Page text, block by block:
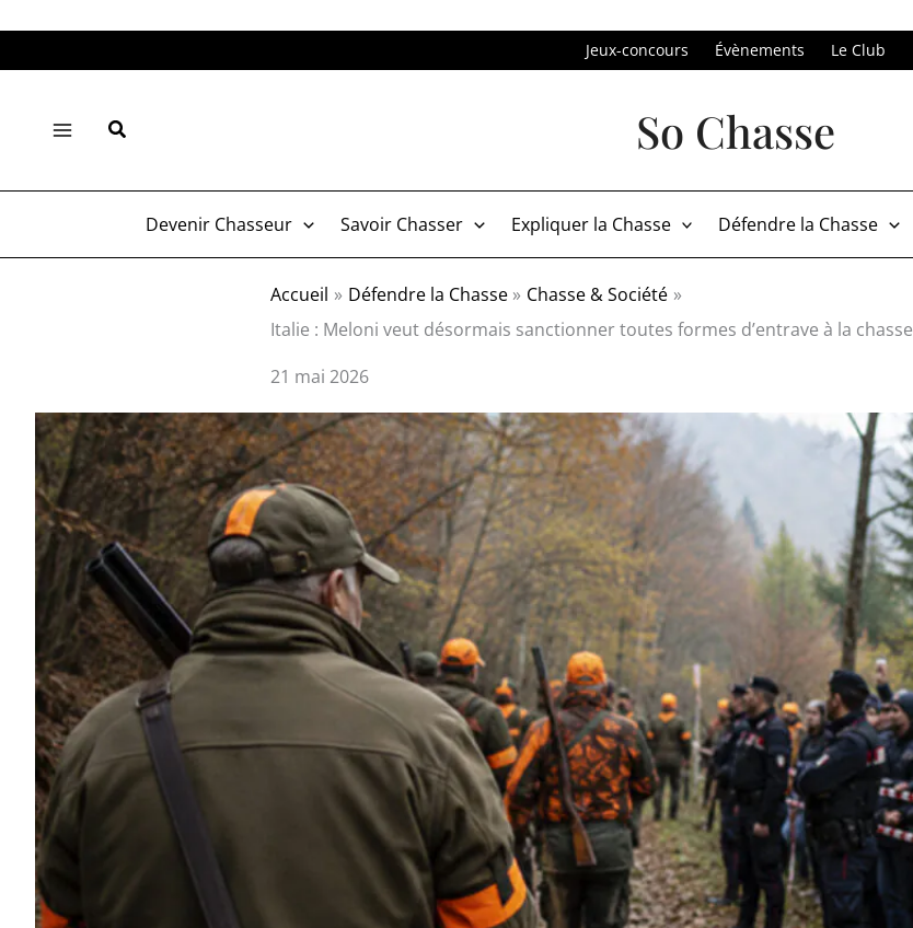
au
Jeux-concours Évènements Le Club
Rechercher So Chasse
Devenir Chasseur Savoir Chasser Expliquer la Chasse Défendre la Chasse
Accueil Défendre la Chasse
Chasse & Société
Italie : Meloni veut désormais sanctionner toutes formes d’entrave à la chasse
21 mai 2026